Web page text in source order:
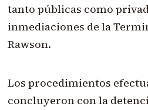
tanto públicas como
inmediaciones de la
Rawson.
Los procedimientos
concluyeron con la